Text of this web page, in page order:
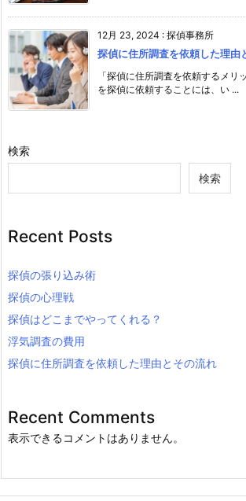
12月 23, 2024 : 探偵事務所
探偵に住所調査を依頼した理由
「探偵に住所調査を依頼するメリ
を探偵に依頼することには、い ...
検索
検索
Recent Posts
探偵の張り込み術
探偵の心理戦
探偵はどこまでやってくれる？
浮気調査の費用
探偵に住所調査を依頼した理由とその流れ
Recent Comments
表示できるコメントはありません。